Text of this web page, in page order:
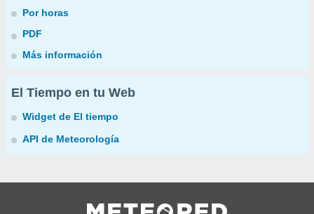
Por horas
PDF
Más información
El Tiempo en tu Web
Widget de El tiempo
API de Meteorología